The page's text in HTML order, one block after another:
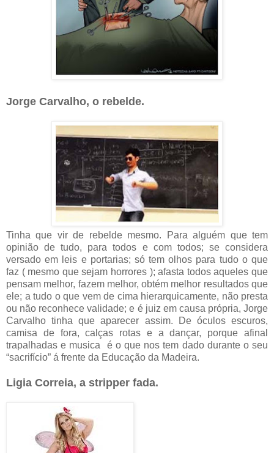
Jorge Carvalho, o rebelde.
Tinha que vir de rebelde mesmo. Para alguém que tem
opinião de tudo, para todos e com todos; se considera
versado em leis e portarias; só tem olhos para tudo o que
faz ( mesmo que sejam horrores ); afasta todos aqueles que
pensam melhor, fazem melhor, obtém melhor resultados que
ele; a tudo o que vem de cima hierarquicamente, não presta
ou não reconhece validade; e é juiz em causa própria, Jorge
Carvalho tinha que aparecer assim. De óculos escuros,
camisa de fora, calças rotas e a dançar, porque afinal
trapalhadas e musica é o que nos tem dado durante o seu
“sacrifício” á frente da Educação da Madeira.
Ligia Correia, a stripper fada.